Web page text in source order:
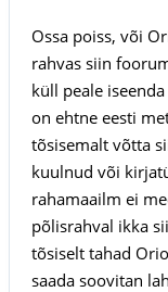
Ossa poiss, või
rahvas siin
küll peale
on ehtne eesti
tõsisemalt võtta
kuulnud või
rahamaailm ei
põlisrahval ikka
tõsiselt tahad
saada soovitan